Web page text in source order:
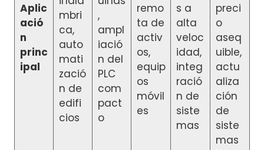
Aplic
ació
n
princ
ipal
mbri
ca,
auto
mati
zació
n de
edifi
cios
,
ampl
iació
n del
PLC
com
pact
o
remo
ta de
activ
os,
equip
os
móvil
es
s a
alta
veloc
idad,
integ
ració
n de
siste
mas
preci
o
aseq
uible,
actu
aliza
ción
de
siste
mas